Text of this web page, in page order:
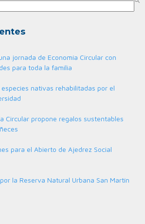
jornada de Economía Circular con
para toda la familia
nativas rehabilitadas por el
Circular propone regalos sustentables
para el Abierto de Ajedrez Social
la Reserva Natural Urbana San Martín